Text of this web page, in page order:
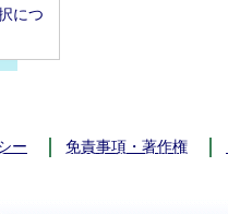
につ
ー 免責事項・著作権